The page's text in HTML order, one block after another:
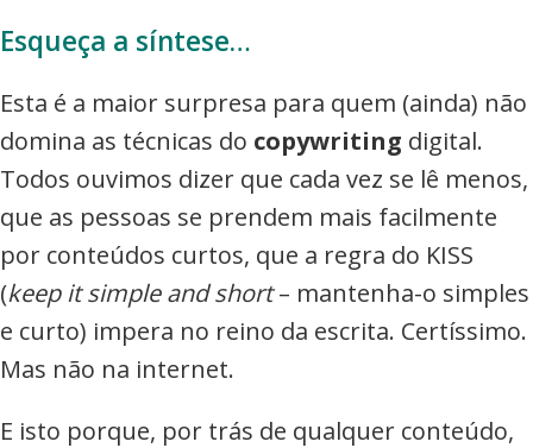
Esqueça a síntese…
Esta é a maior surpresa para quem (ainda) não
domina as técnicas do copywriting digital.
Todos ouvimos dizer que cada vez se lê menos,
que as pessoas se prendem mais facilmente
por conteúdos curtos, que a regra do KISS
(keep it simple and short– mantenha-o simples
e curto) impera no reino da escrita. Certíssimo.
Mas não na internet.
E isto porque, por trás de qualquer conteúdo,